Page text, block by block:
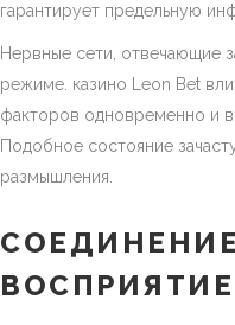
гарантирует предельную
Нервные сети, отвечающие
режиме. казино Leon Bet
факторов одновременно и
Подобное состояние
размышления.